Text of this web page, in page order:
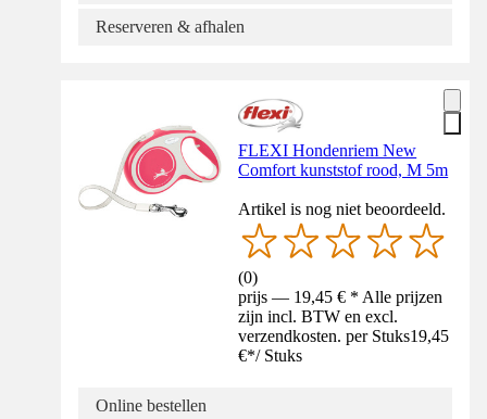
Reserveren & afhalen
FLEXI Hondenriem New
Comfort kunststof rood, M 5m
Artikel is nog niet beoordeeld.
(0)
prijs — 19,45 € * Alle prijzen
zijn incl. BTW en excl.
verzendkosten. per Stuks19,45
€*/ Stuks
Online bestellen